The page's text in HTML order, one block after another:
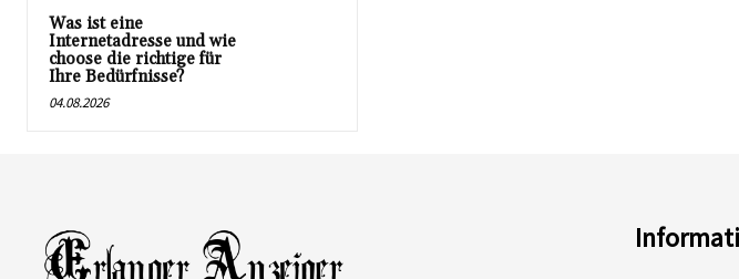
Was ist eine
Internetadresse und wie
choose die richtige für
Ihre Bedürfnisse?
04.08.2026